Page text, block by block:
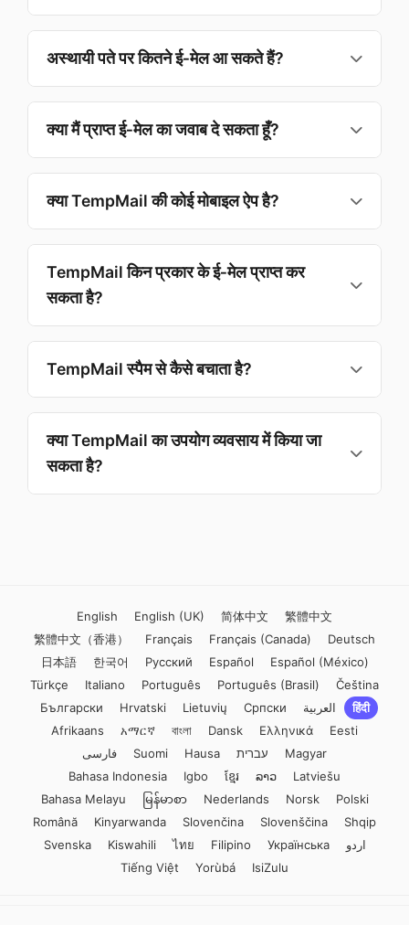
अस्थायी पते पर कितने ई‑मेल आ सकते हैं?
वाले ई‑मेल संसाधित करती है।
क्या मैं प्राप्त ई‑मेल का जवाब दे सकता हूँ?
जवाब देना संभव नहीं। इससे स्पैम रोकने और गुमनामी बनाए रखने
में मदद मिलती है।
क्या TempMail की कोई मोबाइल ऐप है?
करती है। अपने फ़ोन या टैबलेट के ब्राउज़र का उपयोग करें — ऐप
की ज़रूरत नहीं।
TempMail किन प्रकार के ई‑मेल प्राप्त कर
सकता है?
कर सकते हैं। सुरक्षा हेतु हम स्पैम और हानिकारक सामग्री फ़िल्टर
करते हैं।
TempMail स्पैम से कैसे बचाता है?
स्वतः समाप्त होते हैं, इसलिए दीर्घकालिक स्पैम के लिए अनुपयुक्त हैं।
अतिरिक्त रूप से उन्नत सुरक्षा प्रोटोकॉल प्रयोग किए जाते हैं।
क्या TempMail का उपयोग व्यवसाय में किया जा
सकता है?
English English (UK) 简体中文
繁體中文
繁體中文（香港）
Français Français (Canada)
Deutsch
日本語
한국어 Русский Español
Español (México)
Türkçe
Italiano Português Português (Brasil)
Čeština
Български
Hrvatski Lietuvių Српски العربية
हिंदी
Afrikaans
አማርኛ বাংলা Dansk Ελληνικά
Eesti
فارسی
Suomi Hausa עברית
Magyar
Bahasa Indonesia
Igbo ខ្មែរ ລາວ
Latviešu
Bahasa Melayu
မြန်မာစာ Nederlands Norsk
Polski
Română
Kinyarwanda Slovenčina Slovenščina
Shqip
Svenska
Kiswahili ไทย Filipino Українська
اردو
Tiếng Việt
Yorùbá IsiZulu